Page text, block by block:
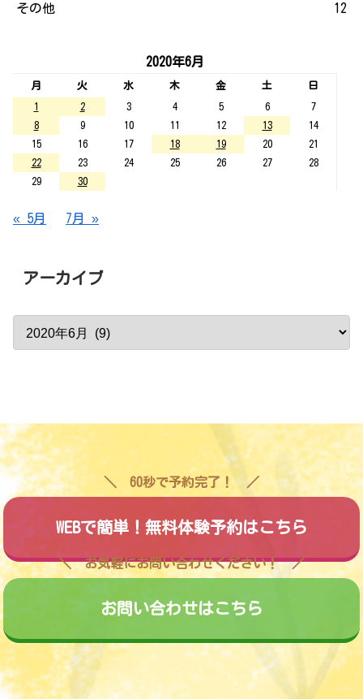
その他 12
2020年6月
月 火 水 木 金 土
日
1
2 3 4 5 6
7
8
9 10 11 12 13
14
15
16 17 18 19 20
21
22
23 24 25 26 27
28
29
30
« 5月 7月 »
アーカイブ
60秒で予約完了！
WEBで簡単！無料体験予約はこちら
お気軽にお問い合わせください！
お問い合わせはこちら